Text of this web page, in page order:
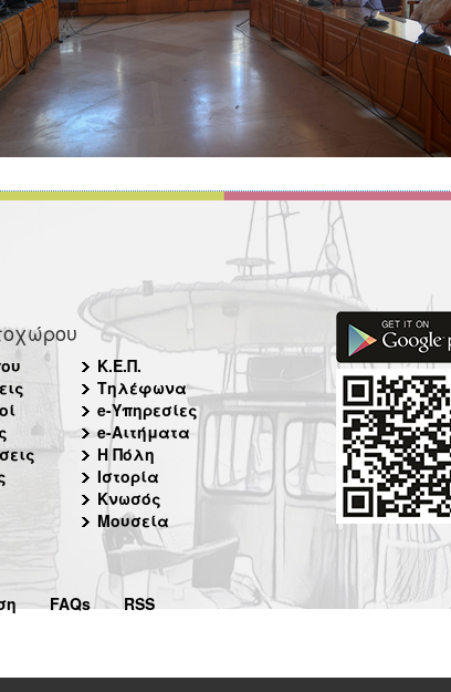
Κ.Ε.Π.
Τηλέφωνα
e-Υπηρεσίες
e-Αιτήματα
Η Πόλη
Ιστορία
Κνωσός
Μουσεία
FAQs RSS